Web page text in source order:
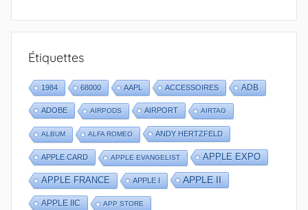
Étiquettes
1984 68000 AAPL ACCESSOIRES ADB
ADOBE AIRPODS AIRPORT AIRTAG
ALBUM ALFA ROMEO ANDY HERTZFELD
APPLE CARD APPLE EVANGELIST APPLE EXPO
APPLE FRANCE APPLE I APPLE II
APPLE IIC APP STORE